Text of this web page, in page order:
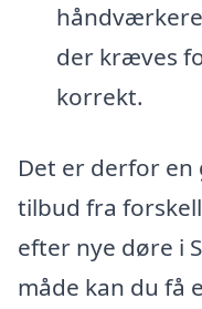
der kræves
korrekt.
Det er derfor
tilbud fra
efter nye døre i
måde kan du få